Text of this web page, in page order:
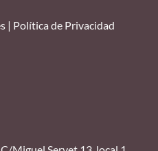
| Política de Privacidad